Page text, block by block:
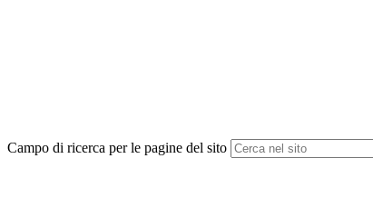
Campo di ricerca per le pagine del sito